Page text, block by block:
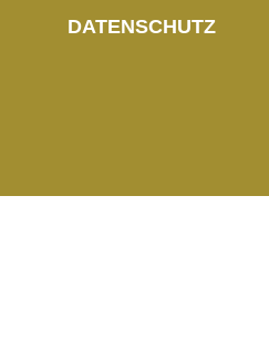
DATENSCHUTZ